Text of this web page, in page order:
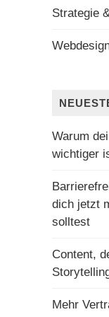
Strategie
Warum
wichtiger
dich jetzt
solltest
Content,
Mehr